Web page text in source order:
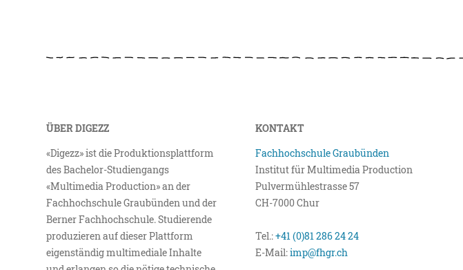
ÜBER DIGEZZ
«Digezz» ist die Produktionsplattform
des Bachelor-Studiengangs
«Multimedia Production» an der
Fachhochschule Graubünden und der
Berner Fachhochschule. Studierende
produzieren auf dieser Plattform
eigenständig multimediale Inhalte
KONTAKT
Fachhochschule Graubünden
Institut für Multimedia Production
Pulvermühlestrasse 57
CH-7000 Chur
Tel.:+41 (0)81 286 24 24
E-Mail:imp@fhgr.ch